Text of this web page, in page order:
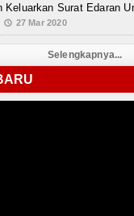
Keluarkan Surat Edaran
27 Mar 2020
Selengkapnya...